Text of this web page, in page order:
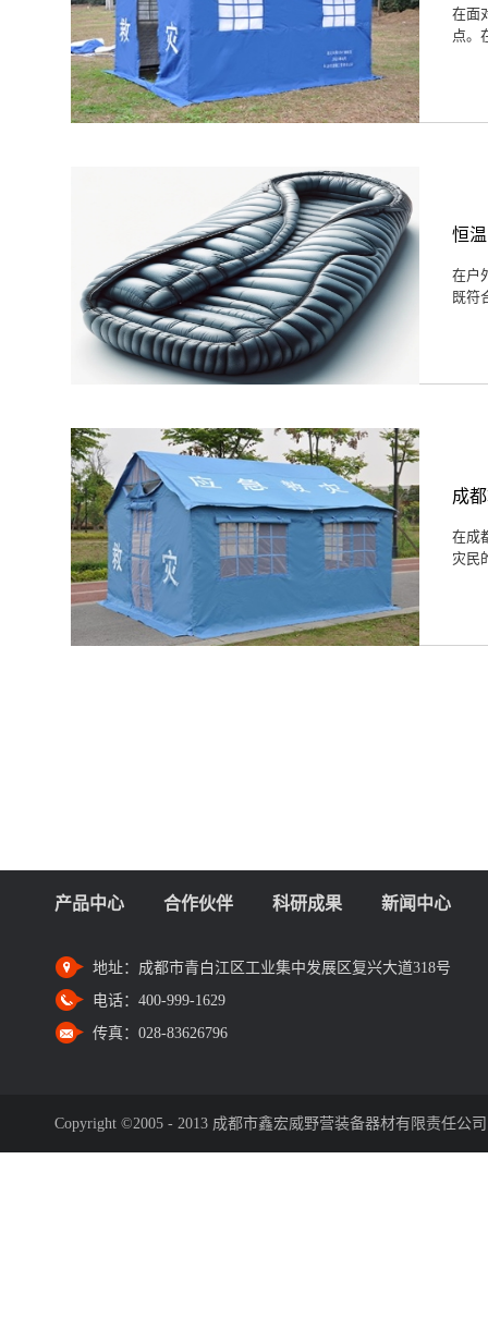
在面
点。
恒
在户
既符
成
在成
灾民
产品中心 合作伙伴 科研成果 新闻中心
地址： 成都市青白江区工业集中发展区复兴大道318号
电话： 400-999-1629
传真： 028-83626796
Copyright ©2005 - 2013 成都市鑫宏威野营装备器材有限责任公司